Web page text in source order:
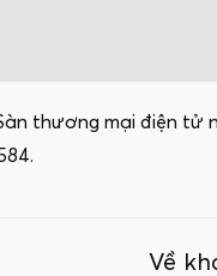
thương mại điện tử
Về